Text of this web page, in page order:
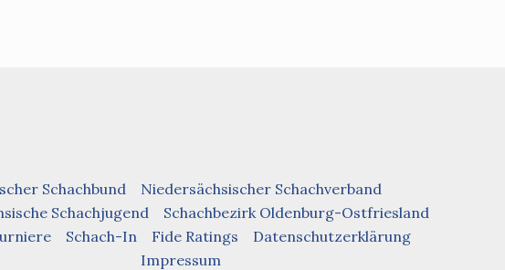
Schachbund
Niedersächsischer Schachverband
Schachjugend
Schachbezirk Oldenburg-Ostfriesland
Schach-In Fide Ratings
Datenschutzerklärung
Impressum